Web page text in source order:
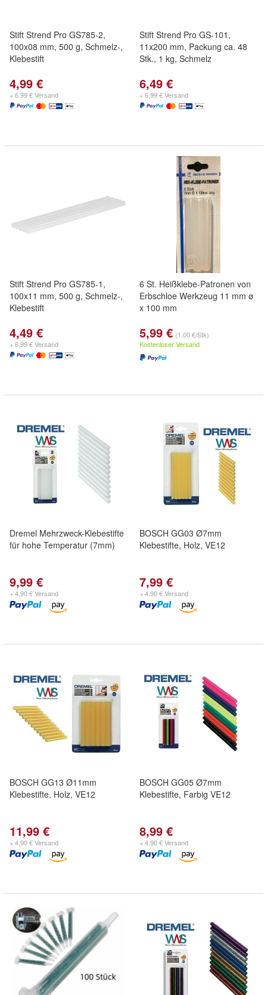
Stift Strend Pro GS785-2,
100x08 mm, 500 g, Schmelz-,
Klebestift
4,99 €
+ 6,99 € Versand
Stift Strend Pro GS-101,
11x200 mm, Packung ca. 48
Stk., 1 kg, Schmelz
6,49 €
+ 6,99 € Versand
Stift Strend Pro GS785-1,
100x11 mm, 500 g, Schmelz-,
Klebestift
4,49 €
+ 6,99 € Versand
6 St. Heißklebe-Patronen von
Erbschloe Werkzeug 11 mm ø
x 100 mm
5,99 € (1,00 €/Stk)
Kostenloser Versand
Dremel Mehrzweck-Klebestifte
für hohe Temperatur (7mm)
9,99 €
+ 4,90 € Versand
BOSCH GG03 Ø7mm
Klebestifte, Holz, VE12
7,99 €
+ 4,90 € Versand
BOSCH GG13 Ø11mm
Klebestifte, Holz, VE12
11,99 €
+ 4,90 € Versand
BOSCH GG05 Ø7mm
Klebestifte, Farbig VE12
8,99 €
+ 4,90 € Versand